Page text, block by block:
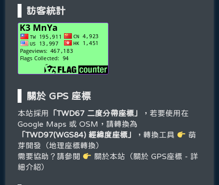
訪客統計
關於 GPS 座標
本站採用 「TWD67 二度分帶座標」
，若要使用在
Google Maps 或 OSM，請轉換為
「TWD97(WGS84) 經緯度座標」
，轉換工具
萌
芽開發（地理座標轉換）
需要協助？請參閱
關於本站（關於 GPS座標 - 詳
細介紹）